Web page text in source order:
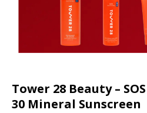
Tower 28 Beauty –
30 Mineral Sunscreen